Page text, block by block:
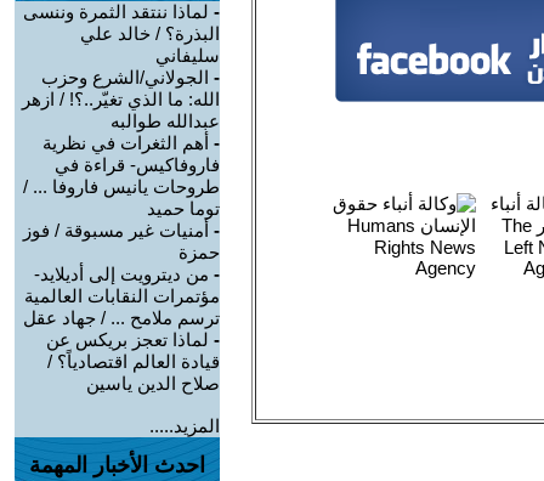
- لماذا ننتقد الثمرة وننسى
البذرة؟ / خالد علي
سليفاني
- الجولاني/الشرع وحزب
الله: ما الذي تغيّر..؟! / ازهر
عبدالله طوالبه
- أهم الثغرات في نظرية
فاروفاكيس- قراءة في
طروحات يانيس فاروفا ... /
توما حميد
- أمنيات غير مسبوقة / فوز
حمزة
- من ديترويت إلى أديلايد-
مؤتمرات النقابات العالمية
ترسم ملامح ... / جهاد عقل
- لماذا تعجز بريكس عن
قيادة العالم اقتصادياً؟ /
صلاح الدين ياسين
المزيد.....
احدث الأخبار المهمة